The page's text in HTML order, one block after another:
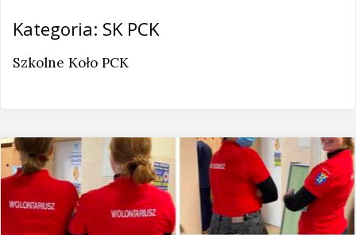
Kategoria: SK PCK
Szkolne Koło PCK